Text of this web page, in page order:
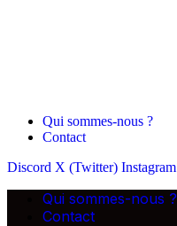
Qui sommes-nous ?
Contact
Discord X (Twitter) Instagram
Qui sommes-nous ?
Contact